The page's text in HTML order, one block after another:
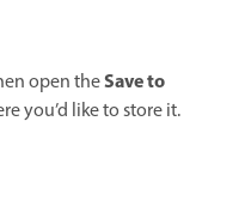
open theSave to
you’d like to store it.